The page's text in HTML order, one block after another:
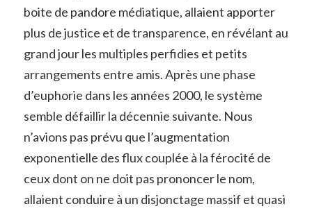
boite de pandore médiatique, allaient apporter
plus de justice et de transparence, en révélant au
grand jour les multiples perfidies et petits
arrangements entre amis. Après une phase
d’euphorie dans les années 2000, le système
semble défaillir la décennie suivante. Nous
n’avions pas prévu que l’augmentation
exponentielle des flux couplée à la férocité de
ceux dont on ne doit pas prononcer le nom,
allaient conduire à un disjonctage massif et quasi